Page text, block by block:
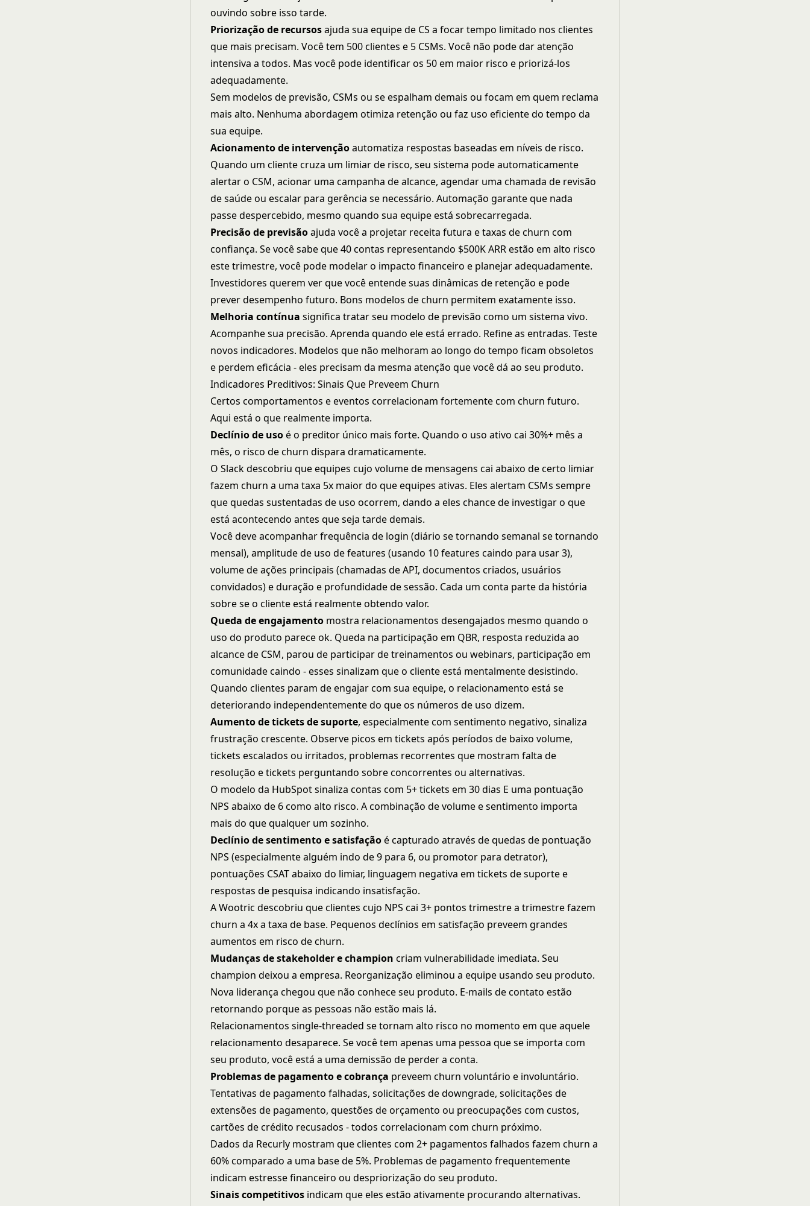
ouvindo sobre isso tarde.
Priorização de recursosajuda sua equipe de CS a focar tempo limitado nos clientes
que mais precisam. Você tem 500 clientes e 5 CSMs. Você não pode dar atenção
intensiva a todos. Mas você pode identificar os 50 em maior risco e priorizá-los
adequadamente.
Sem modelos de previsão, CSMs ou se espalham demais ou focam em quem reclama
mais alto. Nenhuma abordagem otimiza retenção ou faz uso eficiente do tempo da
sua equipe.
Acionamento de intervençãoautomatiza respostas baseadas em níveis de risco.
Quando um cliente cruza um limiar de risco, seu sistema pode automaticamente
alertar o CSM, acionar uma campanha de alcance, agendar uma chamada de revisão
de saúde ou escalar para gerência se necessário. Automação garante que nada
passe despercebido, mesmo quando sua equipe está sobrecarregada.
Precisão de previsãoajuda você a projetar receita futura e taxas de churn com
confiança. Se você sabe que 40 contas representando $500K ARR estão em alto risco
este trimestre, você pode modelar o impacto financeiro e planejar adequadamente.
Investidores querem ver que você entende suas dinâmicas de retenção e pode
prever desempenho futuro. Bons modelos de churn permitem exatamente isso.
Melhoria contínua significa tratar seu modelo de previsão como um sistema vivo.
Acompanhe sua precisão. Aprenda quando ele está errado. Refine as entradas. Teste
novos indicadores. Modelos que não melhoram ao longo do tempo ficam obsoletos
e perdem eficácia - eles precisam da mesma atenção que você dá ao seu produto.
Indicadores Preditivos: Sinais Que Preveem Churn
Certos comportamentos e eventos correlacionam fortemente com churn futuro.
Aqui está o que realmente importa.
Declínio de usoé o preditor único mais forte. Quando o uso ativo cai 30%+ mês a
mês, o risco de churn dispara dramaticamente.
O Slack descobriu que equipes cujo volume de mensagens cai abaixo de certo limiar
fazem churn a uma taxa 5x maior do que equipes ativas. Eles alertam CSMs sempre
que quedas sustentadas de uso ocorrem, dando a eles chance de investigar o que
está acontecendo antes que seja tarde demais.
Você deve acompanhar frequência de login (diário se tornando semanal se tornando
mensal), amplitude de uso de features (usando 10 features caindo para usar 3),
volume de ações principais (chamadas de API, documentos criados, usuários
convidados) e duração e profundidade de sessão. Cada um conta parte da história
sobre se o cliente está realmente obtendo valor.
Queda de engajamento mostra relacionamentos desengajados mesmo quando o
uso do produto parece ok. Queda na participação em QBR, resposta reduzida ao
alcance de CSM, parou de participar de treinamentos ou webinars, participação em
comunidade caindo - esses sinalizam que o cliente está mentalmente desistindo.
Quando clientes param de engajar com sua equipe, o relacionamento está se
deteriorando independentemente do que os números de uso dizem.
Aumento de tickets de suporte, especialmente com sentimento negativo, sinaliza
frustração crescente. Observe picos em tickets após períodos de baixo volume,
tickets escalados ou irritados, problemas recorrentes que mostram falta de
resolução e tickets perguntando sobre concorrentes ou alternativas.
O modelo da HubSpot sinaliza contas com 5+ tickets em 30 dias E uma pontuação
NPS abaixo de 6 como alto risco. A combinação de volume e sentimento importa
mais do que qualquer um sozinho.
Declínio de sentimento e satisfaçãoé capturado através de quedas de pontuação
NPS (especialmente alguém indo de 9 para 6, ou promotor para detrator),
pontuações CSAT abaixo do limiar, linguagem negativa em tickets de suporte e
respostas de pesquisa indicando insatisfação.
A Wootric descobriu que clientes cujo NPS cai 3+ pontos trimestre a trimestre fazem
churn a 4x a taxa de base. Pequenos declínios em satisfação preveem grandes
aumentos em risco de churn.
Mudanças de stakeholder e champion criam vulnerabilidade imediata. Seu
champion deixou a empresa. Reorganização eliminou a equipe usando seu produto.
Nova liderança chegou que não conhece seu produto. E-mails de contato estão
retornando porque as pessoas não estão mais lá.
Relacionamentos single-threaded se tornam alto risco no momento em que aquele
relacionamento desaparece. Se você tem apenas uma pessoa que se importa com
seu produto, você está a uma demissão de perder a conta.
Problemas de pagamento e cobrança preveem churn voluntário e involuntário.
Tentativas de pagamento falhadas, solicitações de downgrade, solicitações de
extensões de pagamento, questões de orçamento ou preocupações com custos,
cartões de crédito recusados - todos correlacionam com churn próximo.
Dados da Recurly mostram que clientes com 2+ pagamentos falhados fazem churn a
60% comparado a uma base de 5%. Problemas de pagamento frequentemente
indicam estresse financeiro ou despriorização do seu produto.
Sinais competitivos indicam que eles estão ativamente procurando alternativas.